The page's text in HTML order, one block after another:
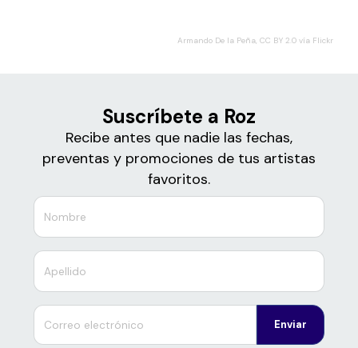
Armando De la Peña, CC BY 2.0 vía Flickr
Suscríbete a Roz
Recibe antes que nadie las fechas,
preventas y promociones de tus artistas
favoritos.
Enviar